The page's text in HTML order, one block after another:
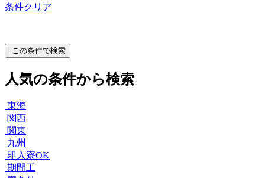
条件クリア
この条件で検索
人気の条件から検索
東海
関西
関東
九州
即入寮OK
期間工